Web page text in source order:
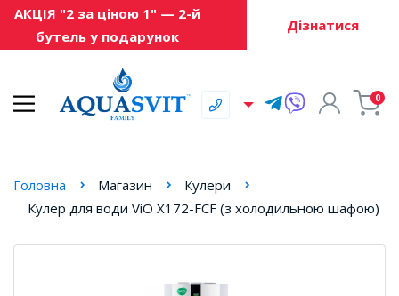
АКЦІЯ "2 за ціною 1" — 2-й
бутель у подарунок
Дізнатися
0
Головна Магазин
Кулери
Кулер для води ViO Х172-FСF (з холодильною шафою)